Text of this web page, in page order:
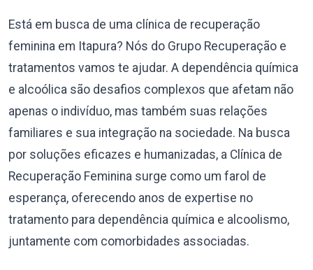
Está em busca de uma clínica de recuperação
feminina em Itapura? Nós do Grupo Recuperação e
tratamentos vamos te ajudar. A dependência química
e alcoólica são desafios complexos que afetam não
apenas o indivíduo, mas também suas relações
familiares e sua integração na sociedade. Na busca
por soluções eficazes e humanizadas, a Clínica de
Recuperação Feminina surge como um farol de
esperança, oferecendo anos de expertise no
tratamento para dependência química e alcoolismo,
juntamente com comorbidades associadas.